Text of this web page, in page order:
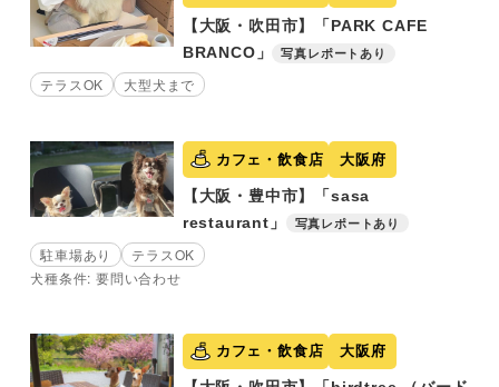
【大阪・吹田市】「PARK CAFE
BRANCO」
写真レポートあり
テラスOK 大型犬まで
カフェ・飲食店 大阪府
【大阪・豊中市】「sasa
restaurant」
写真レポートあり
駐車場あり
テラスOK
犬種条件: 要問い合わせ
カフェ・飲食店 大阪府